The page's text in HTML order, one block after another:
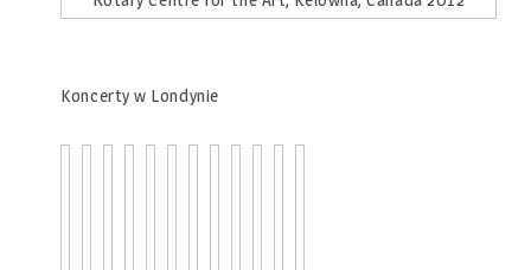
Koncerty w Londynie